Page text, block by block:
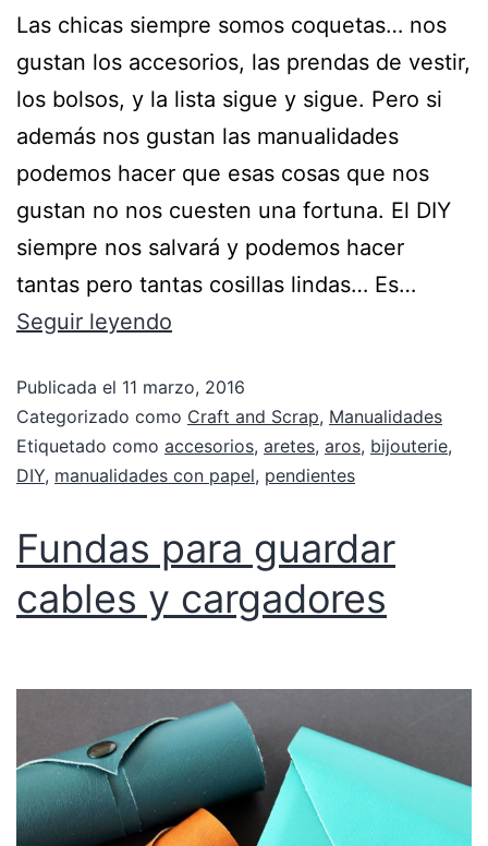
Las chicas siempre somos coquetas… nos
gustan los accesorios, las prendas de vestir,
los bolsos, y la lista sigue y sigue. Pero si
además nos gustan las manualidades
podemos hacer que esas cosas que nos
gustan no nos cuesten una fortuna. El DIY
siempre nos salvará y podemos hacer
tantas pero tantas cosillas lindas… Es…
Seguir leyendo
Publicada el 11 marzo, 2016
Categorizado como Craft and Scrap, Manualidades
Etiquetado como accesorios, aretes, aros, bijouterie,
DIY, manualidades con papel, pendientes
Fundas para guardar
cables y cargadores